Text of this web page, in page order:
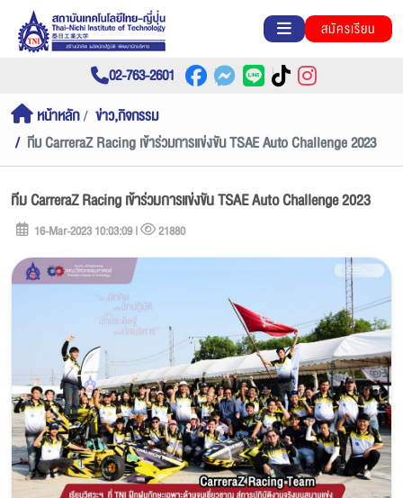
สมัครเรียน
02-763-2601
หน้าหลัก
ข่าว,กิจกรรม
ทีม CarreraZ Racing เข้าร่วมการแข่งขัน TSAE Auto Challenge 2023
ทีม CarreraZ Racing เข้าร่วมการแข่งขัน TSAE Auto Challenge 2023
16-Mar-2023 10:03:09 | 21880